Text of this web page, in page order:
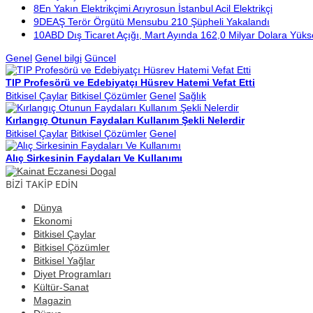
8En Yakın Elektrikçimi Arıyrosun İstanbul Acil Elektrikçi
9DEAŞ Terör Örgütü Mensubu 210 Şüpheli Yakalandı
10ABD Dış Ticaret Açığı, Mart Ayında 162,0 Milyar Dolara
Genel Genel bilgi Güncel
TIP Profesörü ve Edebiyatçı Hüsrev Hatemi Vefat Etti
Bitkisel Çaylar Bitkisel Çözümler Genel Sağlık
Kırlangıç Otunun Faydaları Kullanım Şekli Nelerdir
Bitkisel Çaylar Bitkisel Çözümler Genel
Alıç Sirkesinin Faydaları Ve Kullanımı
BİZİ TAKİP EDİN
Dünya
Ekonomi
Bitkisel Çaylar
Bitkisel Çözümler
Bitkisel Yağlar
Diyet Programları
Kültür-Sanat
Magazin